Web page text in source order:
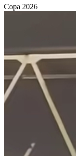
Copa 2026